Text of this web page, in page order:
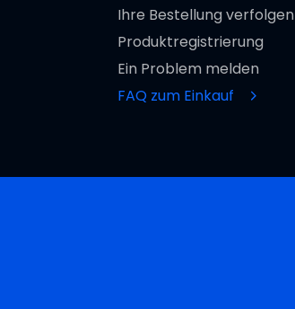
Ihre Bestellung verfolgen
Produktregistrierung
Ein Problem melden
FAQ zum Einkauf